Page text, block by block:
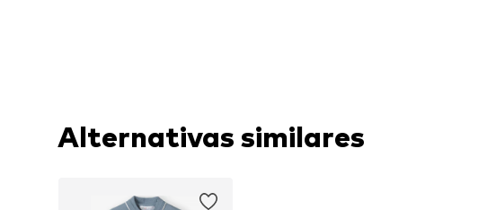
Alternativas similares